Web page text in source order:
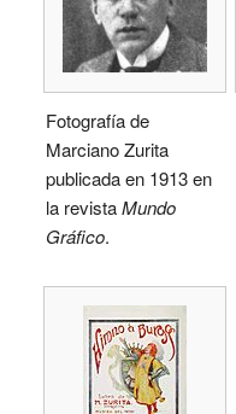
Fotografía de
Marciano Zurita
publicada en 1913 en
la revistaMundo
Gráfico.